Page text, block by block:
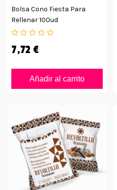
Bolsa Cono Fiesta Para
Rellenar 100ud
7,72 €
Añadir al carrito